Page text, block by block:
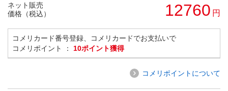
ネット販売
価格（税込）
12760 円
コメリカード番号登録、コメリカードでお支払いで
コメリポイント ： 10ポイント獲得
コメリポイントについて